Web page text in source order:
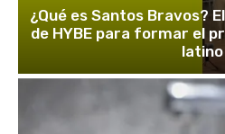
¿Qué es Santos Bravos?
de HYBE para formar el
latino